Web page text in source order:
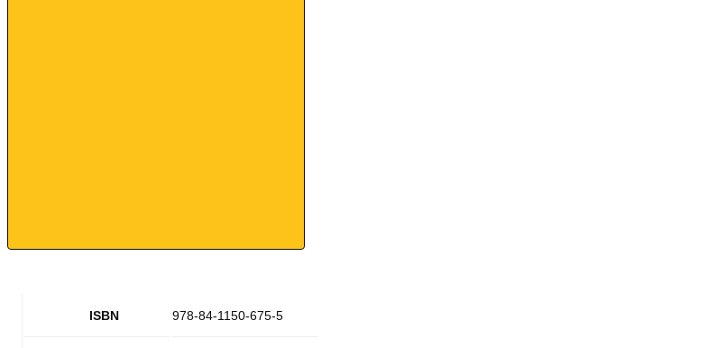
ISBN 978-84-1150-675-5